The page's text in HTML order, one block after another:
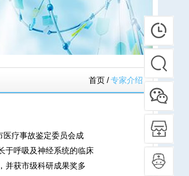
首页 /专家介绍
疗事故鉴定委员会成
于呼吸及神经系统的临床
并获市级科研成果奖多